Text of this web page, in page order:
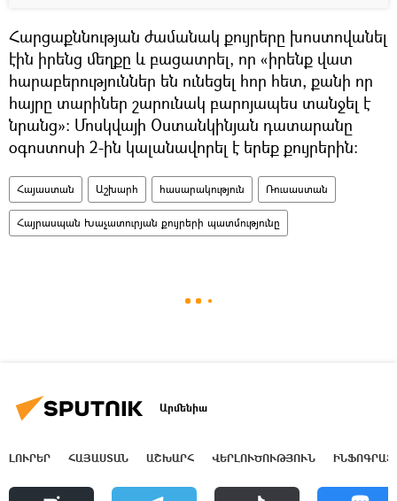
Հարցաքննության ժամանակ քույրերը խոստովանել
էին իրենց մեղքը և բացատրել, որ «իրենք վատ
հարաբերություններ են ունեցել հոր հետ, քանի որ
հայրը տարիներ շարունակ բարոյապես տանջել է
նրանց»։ Մոսկվայի Օստանկինյան դատարանը
օգոստոսի 2-ին կալանավորել է երեք քույրերին։
Հայաստան Աշխարհ հասարակություն Ռուսաստան
Հայրասպան Խաչատուրյան քույրերի պատմությունը
Արմենիա
ԼՈՒՐԵՐ ՀԱՅԱՍՏԱՆ ԱՇԽԱՐՀ ՎԵՐԼՈՒԾՈՒԹՅՈՒՆ